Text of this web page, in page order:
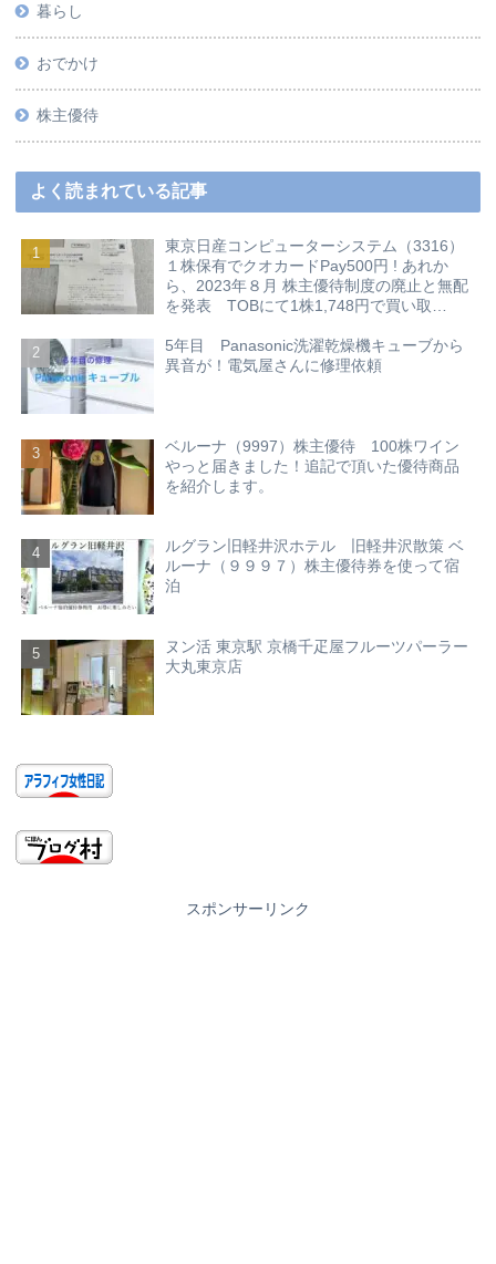
暮らし
おでかけ
株主優待
よく読まれている記事
東京日産コンピューターシステム（3316）
１株保有でクオカードPay500円 ! あれか
ら、2023年８月 株主優待制度の廃止と無配
を発表 TOBにて1株1,748円で買い取
5年目 Panasonic洗濯乾燥機キューブから
異音が！電気屋さんに修理依頼
ベルーナ（9997）株主優待 100株ワイン
やっと届きました！追記で頂いた優待商品
を紹介します。
ルグラン旧軽井沢ホテル 旧軽井沢散策 ベ
ルーナ（９９９７）株主優待券を使って宿
泊
ヌン活 東京駅 京橋千疋屋フルーツパーラー
大丸東京店
スポンサーリンク